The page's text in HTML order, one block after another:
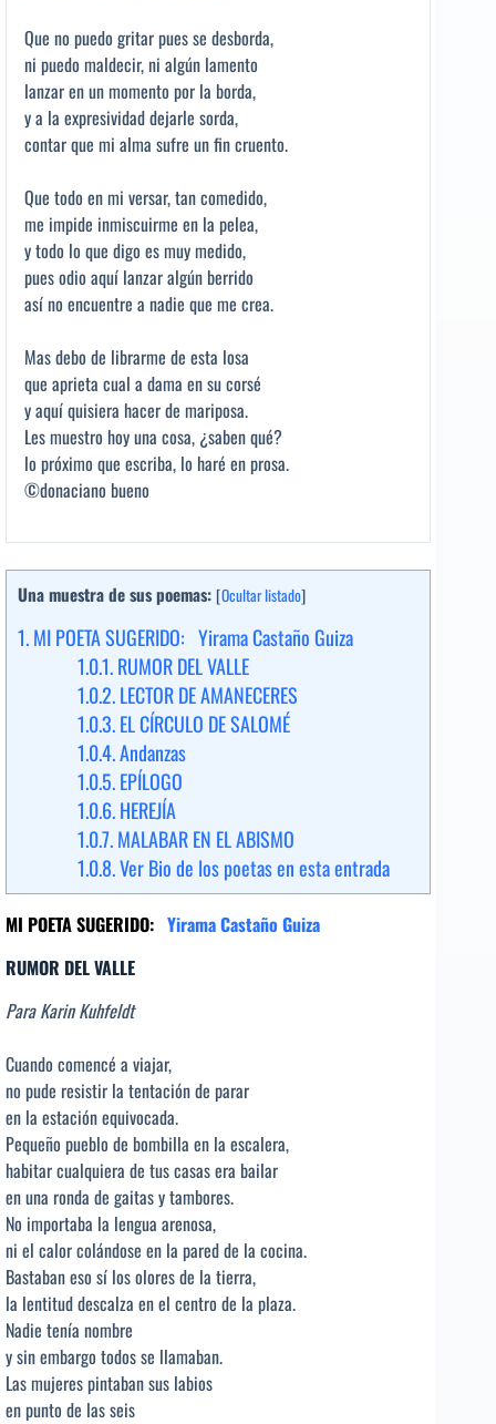
Que no puedo gritar pues se desborda,
ni puedo maldecir, ni algún lamento
lanzar en un momento por la borda,
y a la expresividad dejarle sorda,
contar que mi alma sufre un fin cruento.
Que todo en mi versar, tan comedido,
me impide inmiscuirme en la pelea,
y todo lo que digo es muy medido,
pues odio aquí lanzar algún berrido
así no encuentre a nadie que me crea.
Mas debo de librarme de esta losa
que aprieta cual a dama en su corsé
y aquí quisiera hacer de mariposa.
Les muestro hoy una cosa, ¿saben qué?
lo próximo que escriba, lo haré en prosa.
©donaciano bueno
Una muestra de sus poemas: [Ocultar listado]
1.MI POETA SUGERIDO: Yirama Castaño Guiza
1.0.1.RUMOR DEL VALLE
1.0.2.LECTOR DE AMANECERES
1.0.3.EL CÍRCULO DE SALOMÉ
1.0.4.Andanzas
1.0.5.EPÍLOGO
1.0.6.HEREJÍA
1.0.7.MALABAR EN EL ABISMO
1.0.8.Ver Bio de los poetas en esta entrada
MI POETA SUGERIDO: Yirama Castaño Guiza
RUMOR DEL VALLE
Para Karin Kuhfeldt
Cuando comencé a viajar,
no pude resistir la tentación de parar
en la estación equivocada.
Pequeño pueblo de bombilla en la escalera,
habitar cualquiera de tus casas era bailar
en una ronda de gaitas y tambores.
No importaba la lengua arenosa,
ni el calor colándose en la pared de la cocina.
Bastaban eso sí los olores de la tierra,
la lentitud descalza en el centro de la plaza.
Nadie tenía nombre
y sin embargo todos se llamaban.
Las mujeres pintaban sus labios
en punto de las seis